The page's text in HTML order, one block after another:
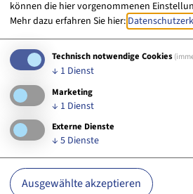
Anreise
Autobahn: bis 20 km
Flughafen: bis 50 km
Das NOVINA HOTEL
Base, für Sie ganz einfach zu
Aus Richtung Berlin (A9)
können die hier vorgenommenen
Mehr dazu erfahren Sie hier:
Technisch notwendige Cookies
↓ 1 Dienst
Marketing
↓ 1 Dienst
Externe Dienste
↓ 5 Dienste
Ausgewählte akzeptieren